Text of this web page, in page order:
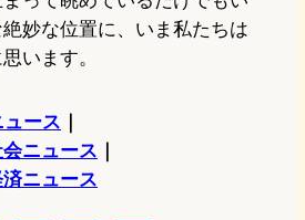
妙な位置に、いま私たちは
います。
ース
ニュース
ニュース